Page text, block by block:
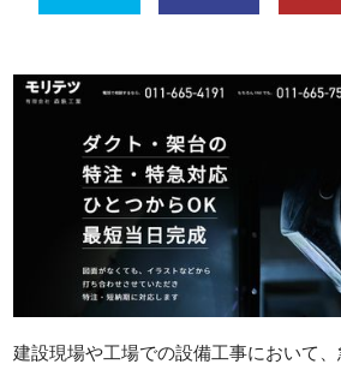
建設現場や工場での設備工事において